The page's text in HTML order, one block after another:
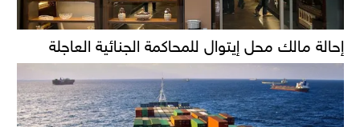
إحالة مالك محل إيتوال للمحاكمة الجنائية العاجلة